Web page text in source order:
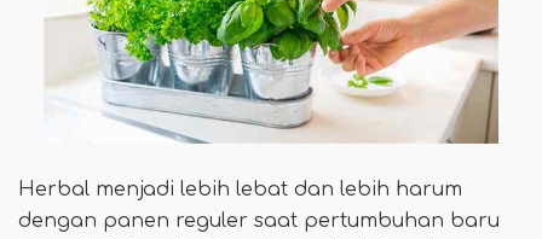
Herbal menjadi lebih lebat dan lebih harum
dengan panen reguler saat pertumbuhan baru